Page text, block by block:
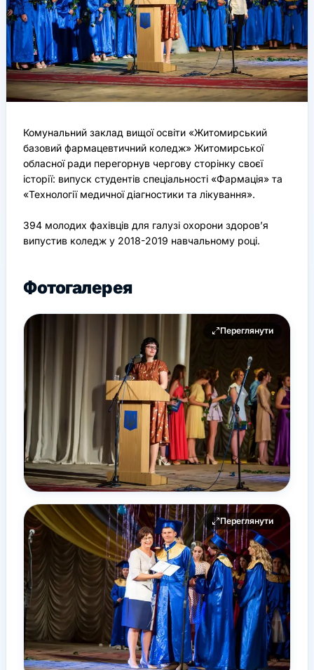
Комунальний заклад вищої освіти «Житомирський
базовий фармацевтичний коледж» Житомирської
обласної ради перегорнув чергову сторінку своєї
історії: випуск студентів спеціальності «Фармація» та
«Технології медичної діагностики та лікування».
394 молодих фахівців для галузі охорони здоров’я
випустив коледж у 2018-2019 навчальному році.
Фотогалерея
Переглянути
Переглянути